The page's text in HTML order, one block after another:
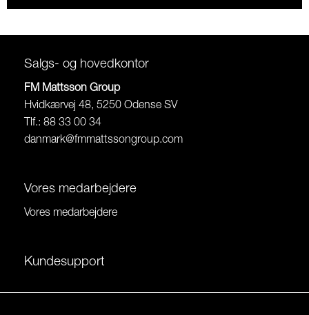
Salgs- og hovedkontor
FM Mattsson Group
Hvidkærvej 48, 5250 Odense SV
Tlf.: 88 33 00 34
danmark@fmmattssongroup.com
Vores medarbejdere
Vores medarbejdere
Kundesupport